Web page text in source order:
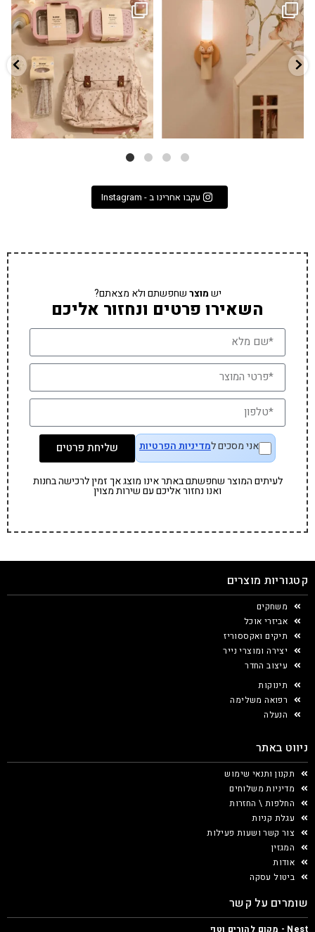
✨ חוזרים למסגרת בסטייל! ✨
הקולקציה החדשה...
9 4
גם פריט עיצובי לחדר, גם מנורת לילה
...
3 0
עקבו אחרינו ב - Instagram
ישמוצרשחפשתם ולא מצאתם?
השאירו פרטים ונחזור אליכם
אני מסכים למדיניות הפרטיות שליחת פרטים
לעיתים המוצר שחפשתם באתר אינו מוצג אך זמין לרכישה בחנות
ואנו נחזור אליכם עם שירות מצוין
קטגוריות מוצרים
משחקים
אביזרי אוכל
תיקים ואקססוריז
יצירה ומוצרי נייר
עיצוב החדר
תינוקות
רפואה משלימה
הנעלה
ניווט באתר
תקנון ותנאי שימוש
מדיניות משלוחים
החלפות \ החזרות
עגלת קניות
צור קשר ושעות פעילות
המגזין
אודות
ביטול עסקה
שומרים על קשר
Nest - מקום להורים וטף